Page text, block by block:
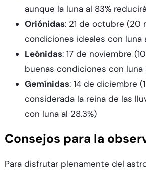
aunque la luna al 83%
Oriónidas: 21 de octubre (20
condiciones ideales con luna
Leónidas: 17 de noviembre
buenas condiciones con luna
Gemínidas: 14 de diciembre
considerada la reina de las
con luna al 28.3%)​
Consejos para la
Para disfrutar plenamente del